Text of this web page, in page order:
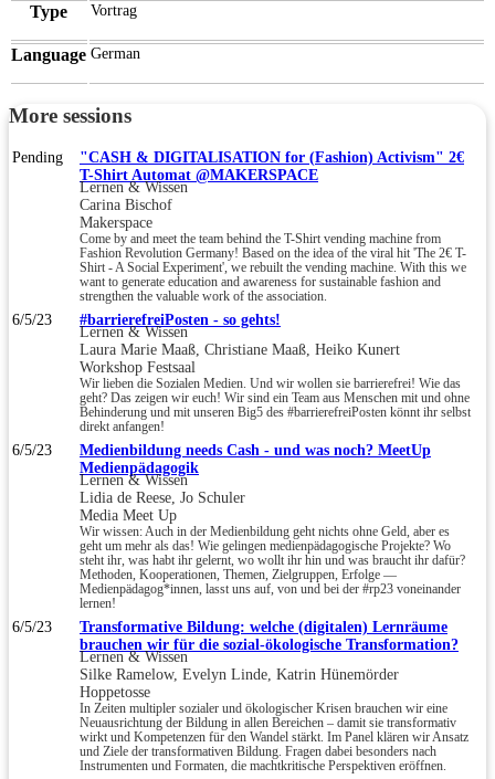
Type Vortrag
Language German
More sessions
Pending
"CASH & DIGITALISATION for (Fashion) Activism" 2€
T-Shirt Automat @MAKERSPACE
Lernen & Wissen
Carina Bischof
Makerspace
Come by and meet the team behind the T-Shirt vending machine from
Fashion Revolution Germany! Based on the idea of the viral hit 'The 2€ T-
Shirt - A Social Experiment', we rebuilt the vending machine. With this we
want to generate education and awareness for sustainable fashion and
strengthen the valuable work of the association.
6/5/23 #barrierefreiPosten - so gehts!
Lernen & Wissen
Laura Marie Maaß, Christiane Maaß, Heiko Kunert
Workshop Festsaal
Wir lieben die Sozialen Medien. Und wir wollen sie barrierefrei! Wie das
geht? Das zeigen wir euch! Wir sind ein Team aus Menschen mit und ohne
Behinderung und mit unseren Big5 des #barrierefreiPosten könnt ihr selbst
direkt anfangen!
6/5/23
Medienbildung needs Cash - und was noch? MeetUp
Medienpädagogik
Lernen & Wissen
Lidia de Reese, Jo Schuler
Media Meet Up
Wir wissen: Auch in der Medienbildung geht nichts ohne Geld, aber es
geht um mehr als das! Wie gelingen medienpädagogische Projekte? Wo
steht ihr, was habt ihr gelernt, wo wollt ihr hin und was braucht ihr dafür?
Methoden, Kooperationen, Themen, Zielgruppen, Erfolge —
Medienpädagog*innen, lasst uns auf, von und bei der #rp23 voneinander
lernen!
6/5/23
Transformative Bildung: welche (digitalen) Lernräume
brauchen wir für die sozial-ökologische Transformation?
Lernen & Wissen
Silke Ramelow, Evelyn Linde, Katrin Hünemörder
Hoppetosse
In Zeiten multipler sozialer und ökologischer Krisen brauchen wir eine
Neuausrichtung der Bildung in allen Bereichen – damit sie transformativ
wirkt und Kompetenzen für den Wandel stärkt. Im Panel klären wir Ansatz
und Ziele der transformativen Bildung. Fragen dabei besonders nach
Instrumenten und Formaten, die machtkritische Perspektiven eröffnen.